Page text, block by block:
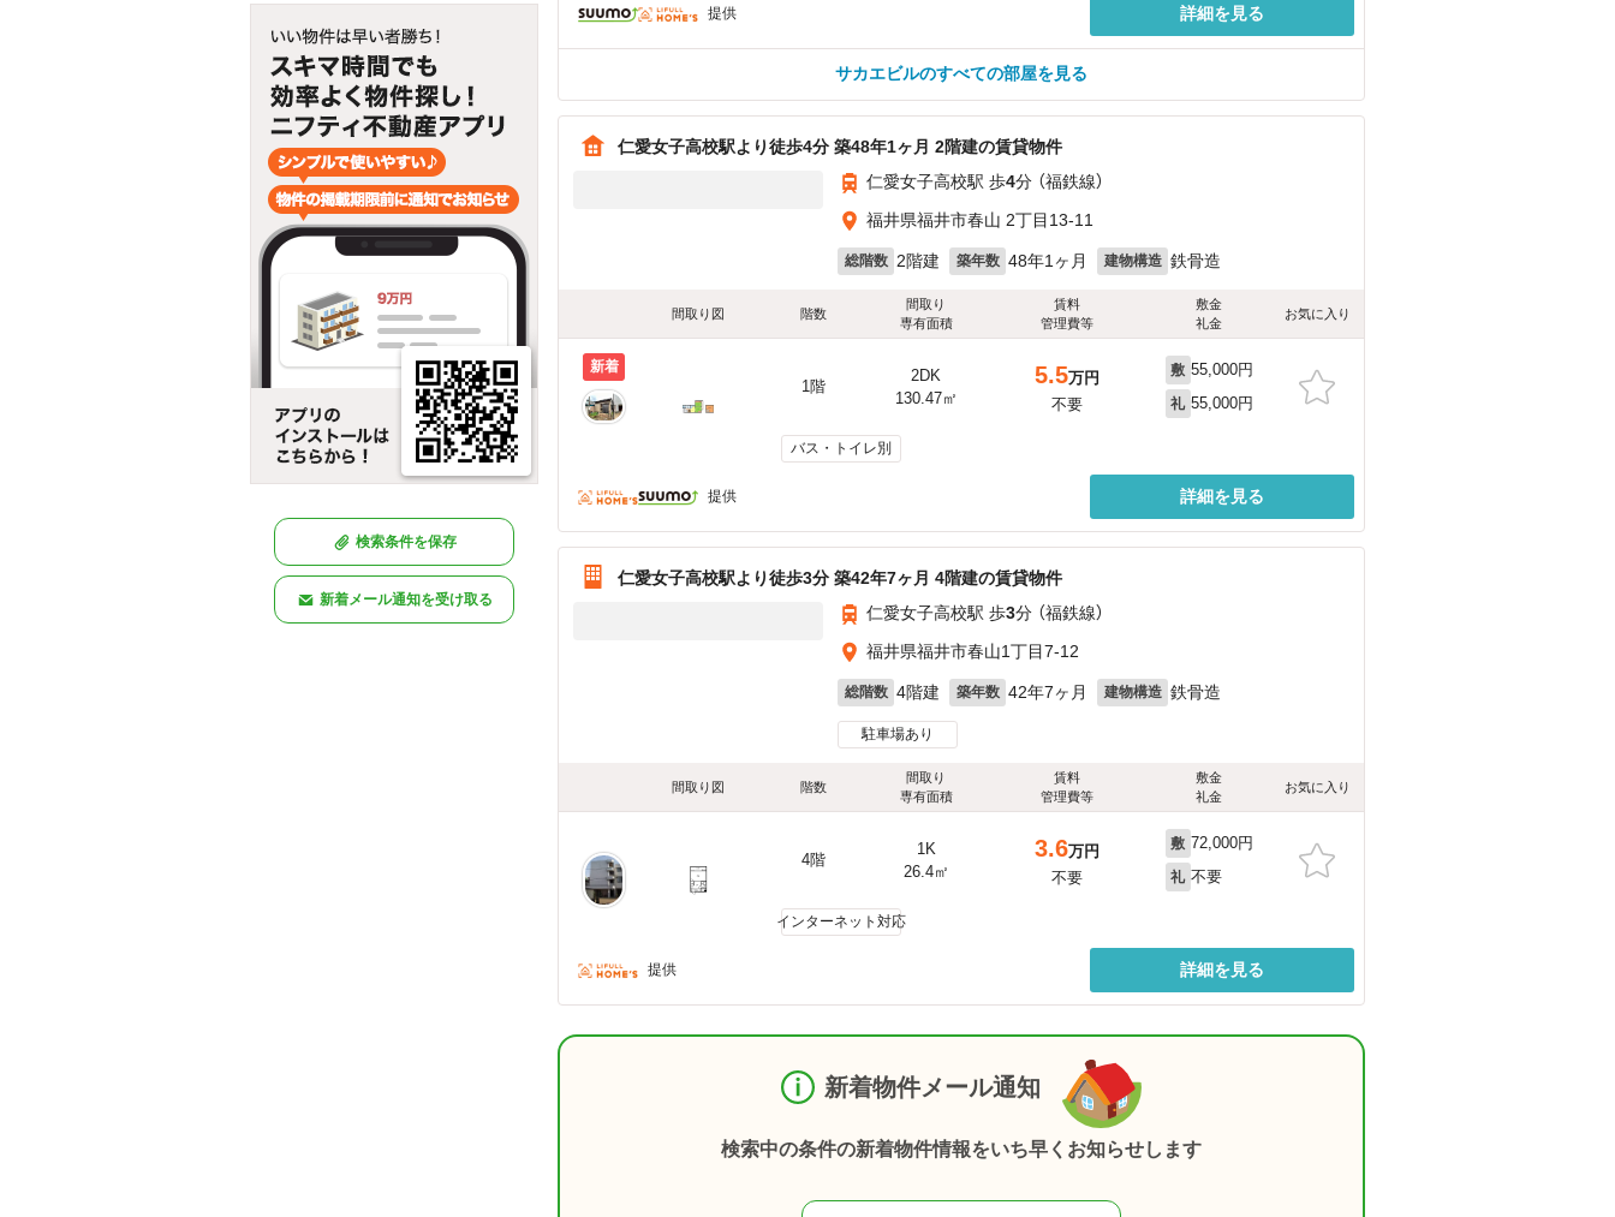
検索条件を保存
新着メール通知を受け取る
提供 詳細を見る
サカエビルのすべての部屋を見る
仁愛女子高校駅より徒歩4分 築48年1ヶ月 2階建の賃貸物件
仁愛女子高校駅 歩4分 （福鉄線）
福井県福井市春山 2丁目13-11
総階数 2階建 築年数 48年1ヶ月 建物構造 鉄骨造
間取り図 階数
間取り
専有面積
賃料
管理費等
敷金
礼金
お気に入り
新着
1階
2DK
130.47㎡
5.5万円
不要
敷 55,000円
礼 55,000円
バス・トイレ別
提供 詳細を見る
仁愛女子高校駅より徒歩3分 築42年7ヶ月 4階建の賃貸物件
仁愛女子高校駅 歩3分 （福鉄線）
福井県福井市春山1丁目7-12
総階数 4階建 築年数 42年7ヶ月 建物構造 鉄骨造
駐車場あり
間取り図 階数
間取り
専有面積
賃料
管理費等
敷金
礼金
お気に入り
4階
1K
26.4㎡
3.6万円
不要
敷 72,000円
礼 不要
インターネット対応
提供 詳細を見る
新着物件メール通知
検索中の条件の新着物件情報をいち早くお知らせします